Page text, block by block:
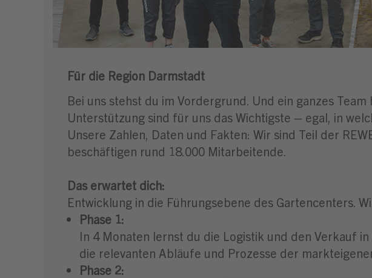
Für die Region Darmstadt
Bei uns stehst du im Vordergrund. Und ein ganzes
Unterstützung sind für uns das Wichtigste – egal, in
Unsere Zahlen, Daten und Fakten: Wir sind Teil der
beschäftigen rund 18.000 Mitarbeitende.
Das erwartet dich:
Entwicklung in die Führungsebene des Gartencenters.
Phase 1:
In 4 Monaten lernst du die Logistik und den Verkauf
die relevanten Abläufe und Prozesse der
Phase 2: